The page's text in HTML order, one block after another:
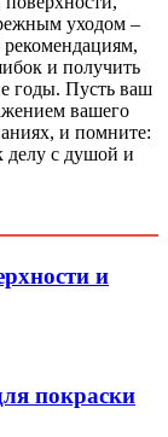
уходом –
и получить
годы. Пусть ваш
вашего
и помните:
делу с душой и
и
покраски